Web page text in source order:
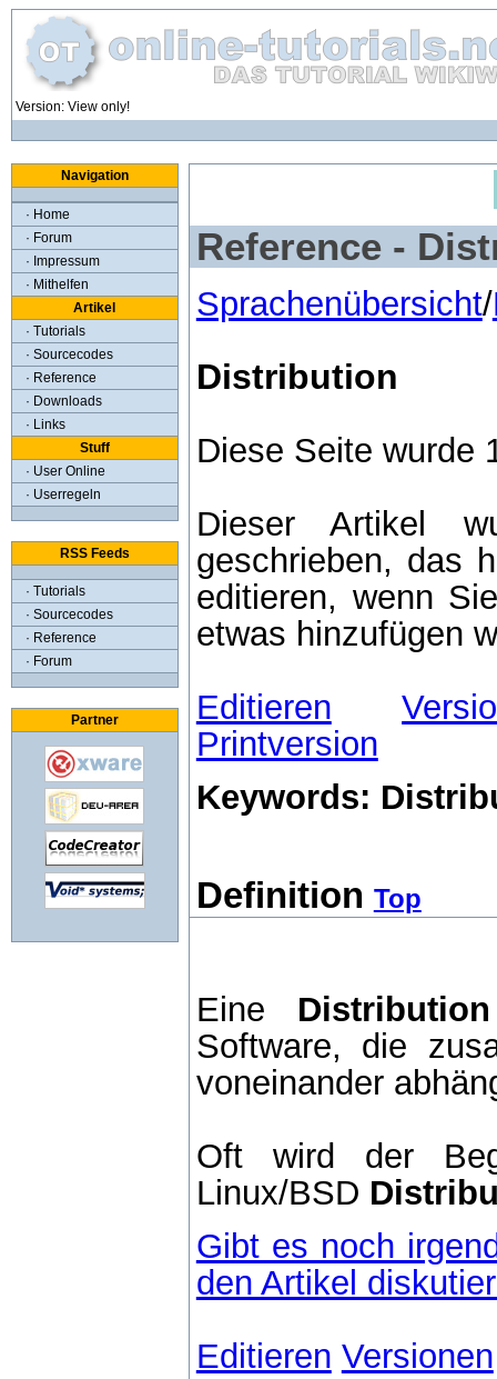
Version: View only!
Navigation
· Home
· Forum
· Impressum
· Mithelfen
Artikel
· Tutorials
· Sourcecodes
· Reference
· Downloads
· Links
Stuff
· User Online
· Userregeln
RSS Feeds
· Tutorials
· Sourcecodes
· Reference
· Forum
Partner
Reference -
Sprachenübersicht/
Distribution
Diese Seite wurde
Dieser Artikel
geschrieben, das
editieren, wenn
etwas hinzufügen
Editieren
Printversion
Keywords:
Definition Top
Eine Distribution
Software, die
voneinander
Oft wird der
Linux/BSD
Gibt es noch
den Artikel
Editieren Versionen